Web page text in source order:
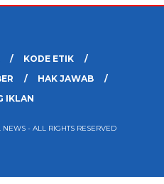
KODE ETIK
HAK JAWAB
IKLAN
- ALL RIGHTS RESERVED